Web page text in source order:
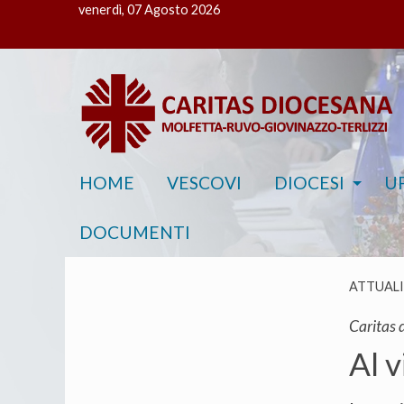
venerdì, 07 Agosto 2026
HOME VESCOVI DIOCESI
DOCUMENTI
Caritas
Al